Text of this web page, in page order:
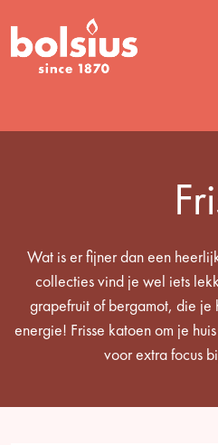
Wat is er fijner dan een
collecties vind je wel iets
grapefruit of bergamot, die je
energie! Frisse katoen om je
voor extra focus